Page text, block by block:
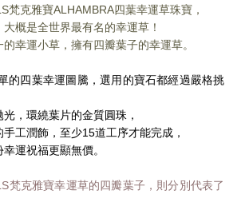
梵克雅寶ALHAMBRA四葉幸運草珠寶，
概是全世界最有名的幸運草！
幸運小草，擁有四瓣葉子的幸運草。
的四葉幸運圖騰，選用的寶石都經過嚴格挑
，環繞葉片的金質圓珠，
工潤飾，至少15道工序才能完成，
運祝福更顯無價。
梵克雅寶幸運草的四瓣葉子，則分別代表了